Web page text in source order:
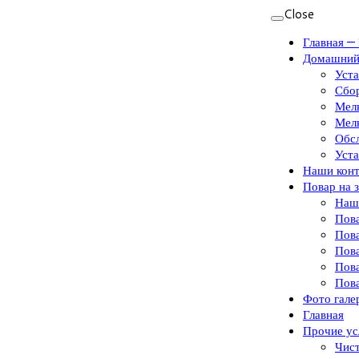
Close
Главная —
Наши
Повар на
Фото
Главная
Прочие